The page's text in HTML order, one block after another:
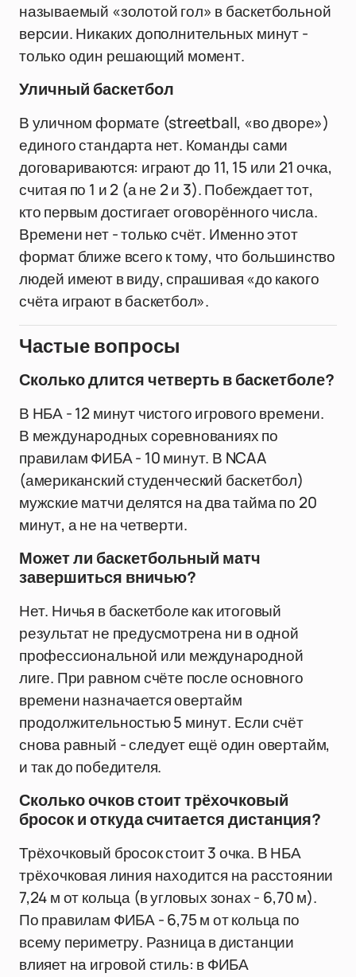
называемый «золотой гол» в баскетбольной
версии. Никаких дополнительных минут -
только один решающий момент.
Уличный баскетбол
В уличном формате (streetball, «во дворе»)
единого стандарта нет. Команды сами
договариваются: играют до 11, 15 или 21 очка,
считая по 1 и 2 (а не 2 и 3). Побеждает тот,
кто первым достигает оговорённого числа.
Времени нет - только счёт. Именно этот
формат ближе всего к тому, что большинство
людей имеют в виду, спрашивая «до какого
счёта играют в баскетбол».
Частые вопросы
Сколько длится четверть в баскетболе?
В НБА - 12 минут чистого игрового времени.
В международных соревнованиях по
правилам ФИБА - 10 минут. В NCAA
(американский студенческий баскетбол)
мужские матчи делятся на два тайма по 20
минут, а не на четверти.
Может ли баскетбольный матч
завершиться вничью?
Нет. Ничья в баскетболе как итоговый
результат не предусмотрена ни в одной
профессиональной или международной
лиге. При равном счёте после основного
времени назначается овертайм
продолжительностью 5 минут. Если счёт
снова равный - следует ещё один овертайм,
и так до победителя.
Сколько очков стоит трёхочковый
бросок и откуда считается дистанция?
Трёхочковый бросок стоит 3 очка. В НБА
трёхочковая линия находится на расстоянии
7,24 м от кольца (в угловых зонах - 6,70 м).
По правилам ФИБА - 6,75 м от кольца по
всему периметру. Разница в дистанции
влияет на игровой стиль: в ФИБА